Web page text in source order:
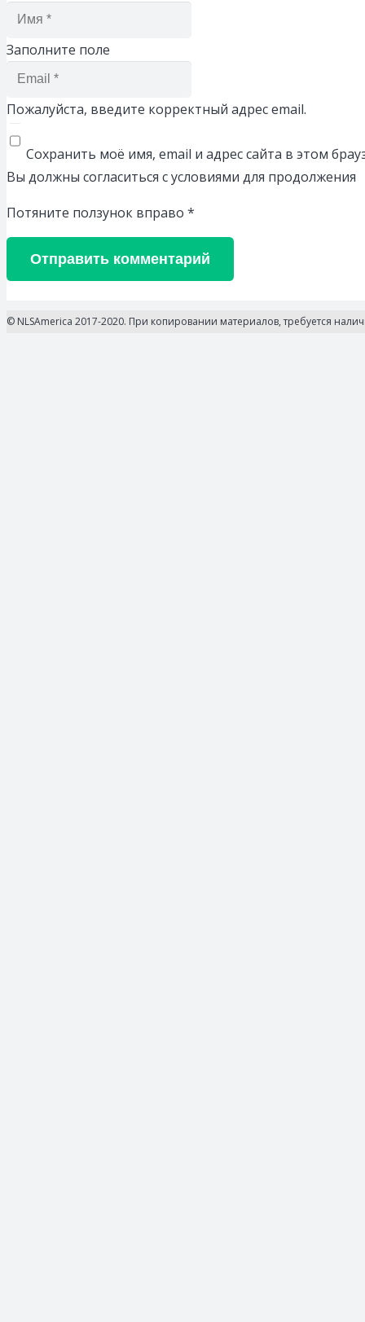
Заполните поле
Пожалуйста, введите корректный адрес email.
Сохранить моё имя, email и адрес сайта в этом
Вы должны согласиться с условиями для продолжения
Потяните ползунок вправо *
Отправить комментарий
© NLSAmerica 2017-2020. При копировании материалов, требуется